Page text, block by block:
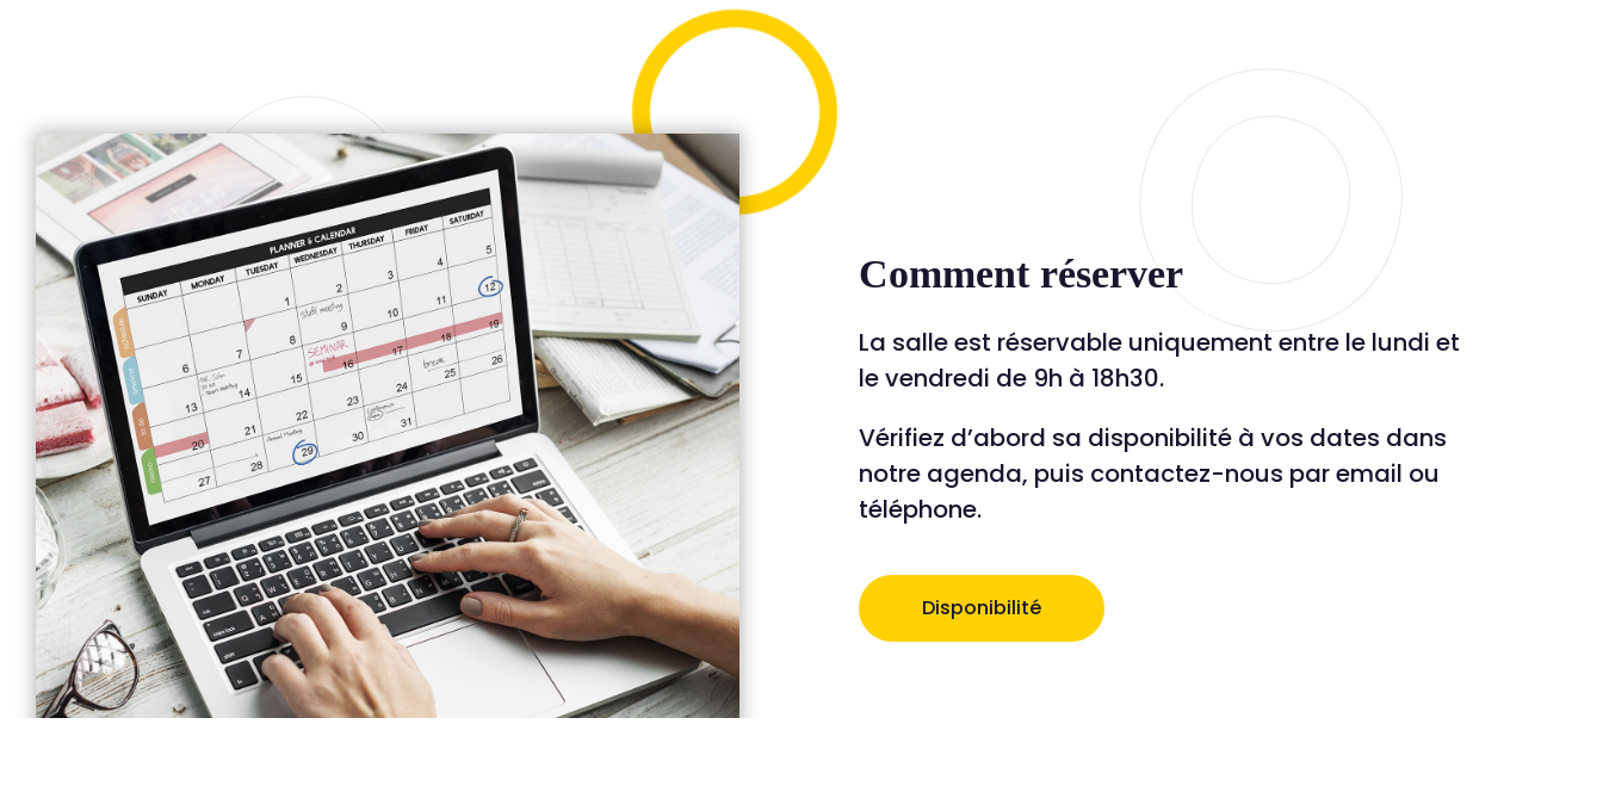
Comment réserver
La salle est réservable uniquement entre le lundi et
le vendredi de 9h à 18h30.
Vérifiez d’abord sa disponibilité à vos dates dans
notre agenda, puis contactez-nous par email ou
téléphone.
Disponibilité